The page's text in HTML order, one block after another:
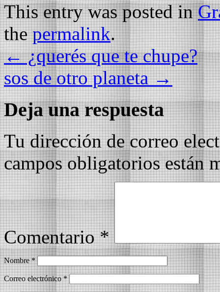
This entry was posted in
thepermalink.
←¿querés que te chupe?
sos de otro planeta→
Deja una respuesta
Tu dirección de correo
campos obligatorios están
Comentario*
Nombre*
Correo electrónico *